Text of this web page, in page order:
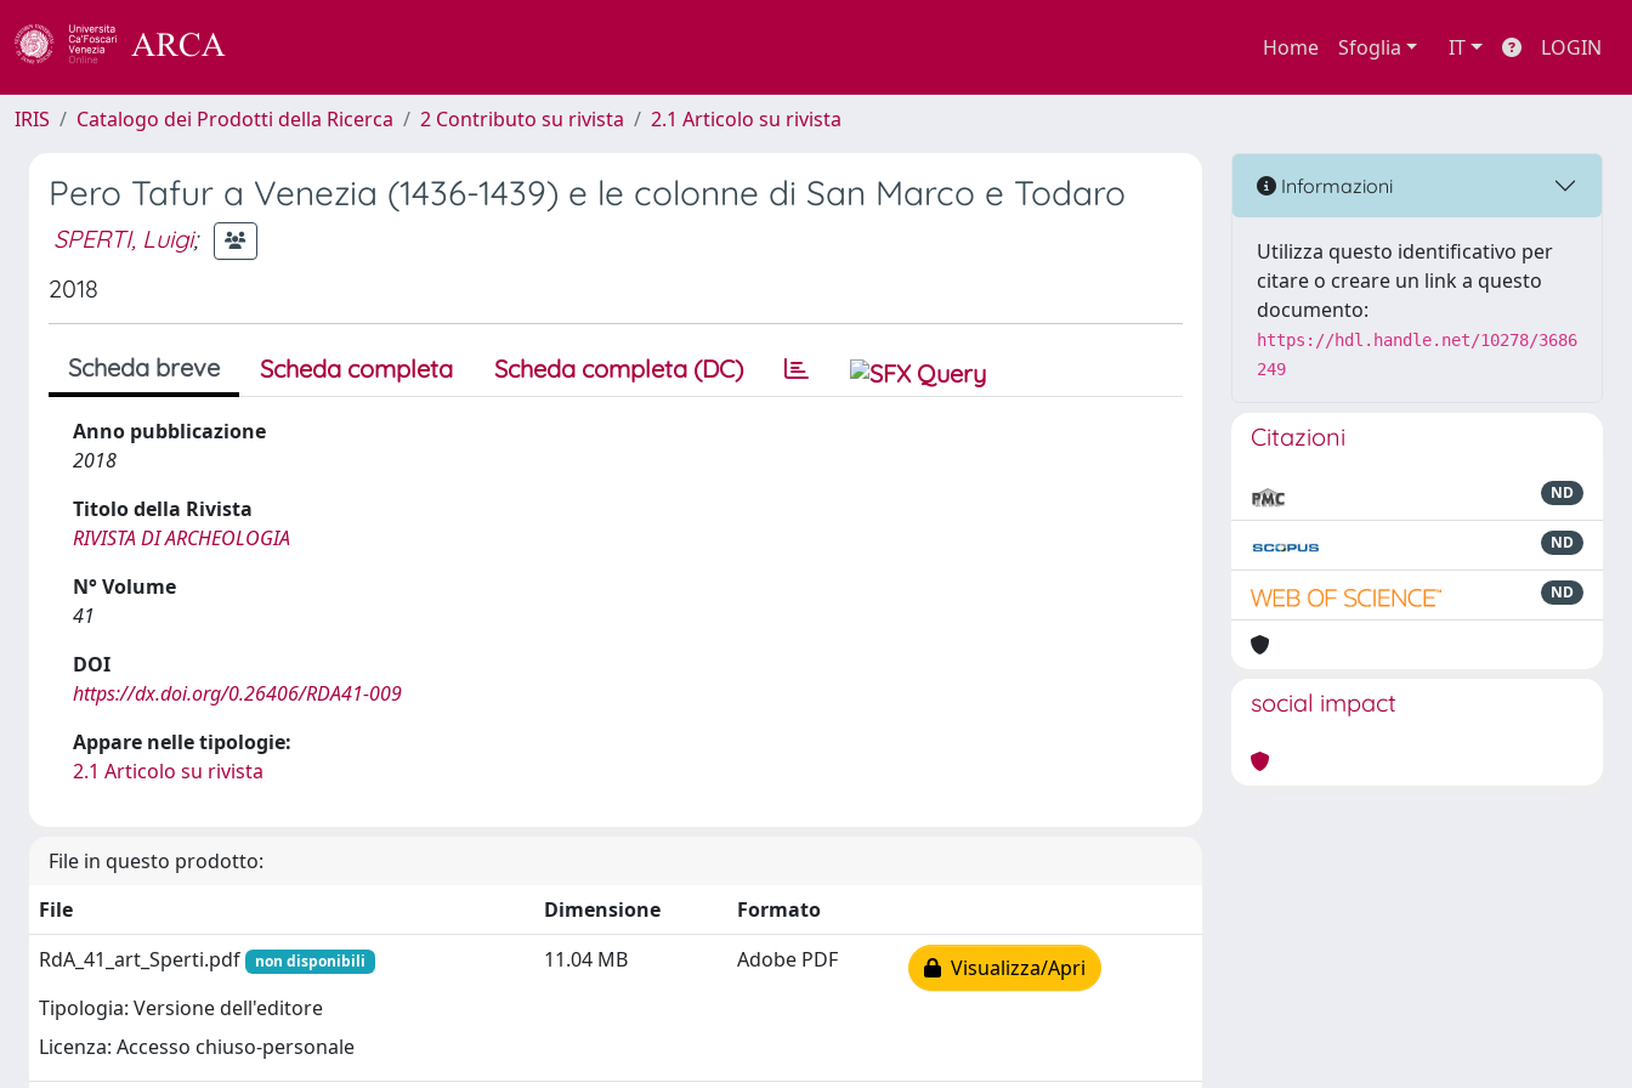
Home Sfoglia IT LOGIN
IRIS Catalogo dei Prodotti della Ricerca 2 Contributo su rivista 2.1 Articolo su rivista
Pero Tafur a Venezia (1436-1439) e le colonne di San Marco e Todaro
SPERTI, Luigi;
2018
Scheda breve Scheda completa Scheda completa (DC)
Anno pubblicazione
2018
Titolo della Rivista
RIVISTA DI ARCHEOLOGIA
N° Volume
41
DOI
https://dx.doi.org/0.26406/RDA41-009
Appare nelle tipologie:
2.1 Articolo su rivista
File in questo prodotto:
File
Dimensione
Formato
RdA_41_art_Sperti.pdf
non disponibili
Tipologia: Versione dell'editore
Licenza: Accesso chiuso-personale
11.04 MB Adobe PDF Visualizza/Apri
Informazioni
Utilizza questo identificativo per
citare o creare un link a questo
documento:
https://hdl.handle.net/10278/3686
249
Citazioni
ND
ND
ND
social impact